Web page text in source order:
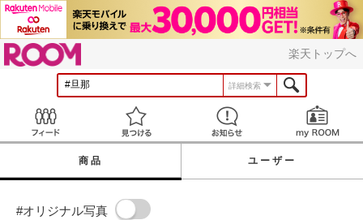
楽天トップへ
詳細検索
見つける お知らせ
商品 ユーザー
#オリジナル写真